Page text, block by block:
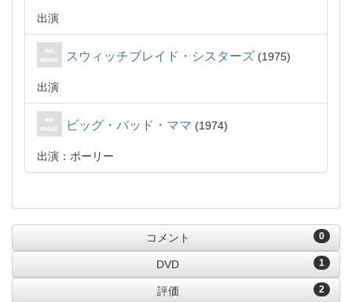
出演
スウィッチブレイド・シスターズ 1975
出演
ビッグ・バッド・ママ 1974
出演：ポーリー
0
コメント
1
DVD
2
評価